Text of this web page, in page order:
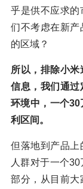
乎是供不应求的
们不考虑在新产
的区域？
所以，排除小
信息，我们通过
环境中，一个
利区间。
但落地到产品上
人群对于一个
部分，从目前大